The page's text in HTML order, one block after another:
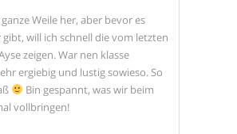
Weile her, aber bevor es
gibt, will ich schnell die vom letzten
zeigen. War nen klasse
ergiebig und lustig sowieso. So
Bin gespannt, was wir beim
vollbringen!